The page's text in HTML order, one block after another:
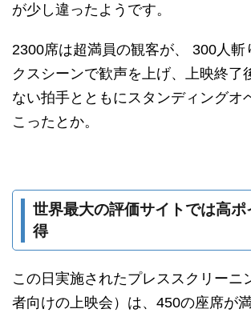
が少し違ったようです。
2300席は超満員の観客が、 300人斬
クスシーンで歓声を上げ、上映終了
ない拍手とともにスタンディングオ
こったとか。
世界最大の評価サイトでは高ポ
得
この日実施されたプレススクリーニ
者向けの上映会）は、450の座席が